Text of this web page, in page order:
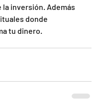
la inversión. Además
donde
tu dinero.